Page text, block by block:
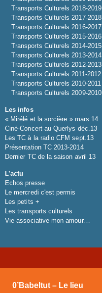
Transports Culturels 2018-2019
Transports Culturels 2017-2018
Transports Culturels 2016-2017
Transports Culturels 2015-2016
Transports Culturels 2014-2015
Transports Culturels 2013-2014
Transports Culturels 2012-2013
Transports Culturels 2011-2012
Transports Culturels 2010-2011
Transports Culturels 2009-2010
Les infos
« Mirélé et la sorcière » mars 14
Ciné-Concert au Querlys déc.13
Les TC à la radio CFM sept.13
Présentation TC 2013-2014
Dernier TC de la saison avril 13
L’actu
Echos presse
Le mercredi c'est permis
Les petits +
Les transports culturels
Vie associative mon amour…
0’Babeltut – Le lieu